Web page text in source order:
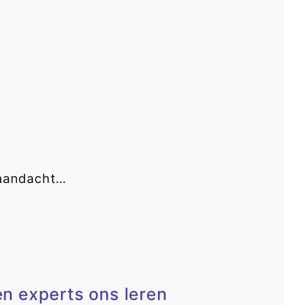
experts ons leren